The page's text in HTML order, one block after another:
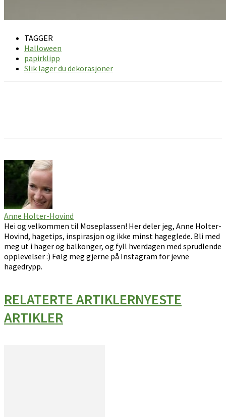
TAGGER
Halloween
papirklipp
Slik lager du dekorasjoner
Anne Holter-Hovind
Hei og velkommen til Moseplassen! Her deler jeg, Anne Holter-
Hovind, hagetips, inspirasjon og ikke minst hageglede. Bli med
meg ut i hager og balkonger, og fyll hverdagen med sprudlende
opplevelser :) Følg meg gjerne på Instagram for jevne
hagedrypp.
RELATERTE ARTIKLERNYESTE
ARTIKLER